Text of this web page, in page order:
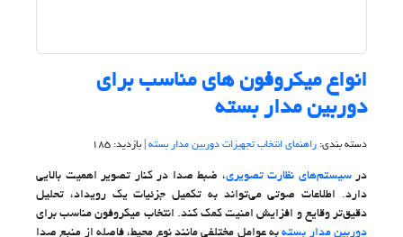
انواع میکروفون های مناسب برای
دوربین مدار بسته
دسته بندی: راهنمای انتخاب تجهیزات دوربین مدار بسته | بازدید: 185
درسیستم‌های نظارت تصویری، ضبط صدا در کنار تصویر اهمیت بالایی
دارد. اطلاعات صوتی می‌تواند به تکمیل جزئیات یک رویداد، تحلیل
دقیق‌تر وقایع و افزایش امنیت کمک کند. انتخاب میکروفون مناسب برای
دوربین مدار بستهبه عوامل مختلفی مانند نوع محیط، فاصله از منبع صدا